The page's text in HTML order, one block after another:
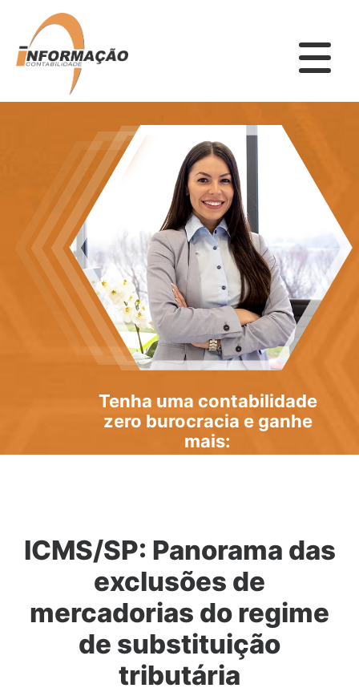
Tenha uma contabilidade
zero burocracia e ganhe
mais:
ICMS/SP: Panorama das
exclusões de
mercadorias do regime
de substituição
tributária